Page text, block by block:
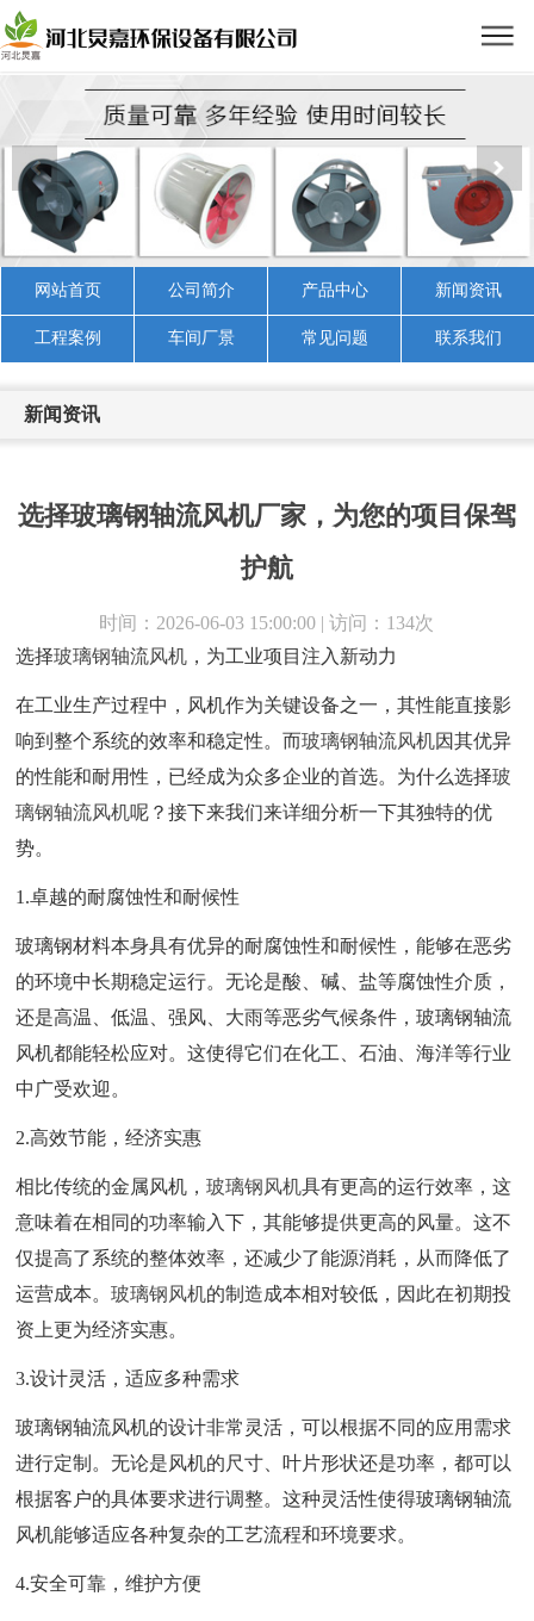
网站首页 公司简介 产品中心 新闻资讯
工程案例 车间厂景 常见问题 联系我们
新闻资讯
选择玻璃钢轴流风机厂家，为您的项目保驾
护航
时间：2026-06-03 15:00:00 | 访问：134次
选择玻璃钢轴流风机 ，为工业项目注入新动力
在工业生产过程中，风机作为关键设备之一，其性能直接影
响到整个系统的效率和稳定性。而玻璃钢轴流风机因其优异
的性能和耐用性，已经成为众多企业的首选。为什么选择玻
璃钢轴流风机呢？接下来我们来详细分析一下其独特的优
势。
1.卓越的耐腐蚀性和耐候性
玻璃钢材料本身具有优异的耐腐蚀性和耐候性，能够在恶劣
的环境中长期稳定运行。无论是酸、碱、盐等腐蚀性介质，
还是高温、低温、强风、大雨等恶劣气候条件，玻璃钢轴流
风机都能轻松应对。这使得它们在化工、石油、海洋等行业
中广受欢迎。
2.高效节能，经济实惠
相比传统的金属风机，玻璃钢风机具有更高的运行效率，这
意味着在相同的功率输入下，其能够提供更高的风量。这不
仅提高了系统的整体效率，还减少了能源消耗，从而降低了
运营成本。玻璃钢风机的制造成本相对较低，因此在初期投
资上更为经济实惠。
3.设计灵活，适应多种需求
玻璃钢轴流风机的设计非常灵活，可以根据不同的应用需求
进行定制。无论是风机的尺寸、叶片形状还是功率，都可以
根据客户的具体要求进行调整。这种灵活性使得玻璃钢轴流
风机能够适应各种复杂的工艺流程和环境要求。
4.安全可靠，维护方便